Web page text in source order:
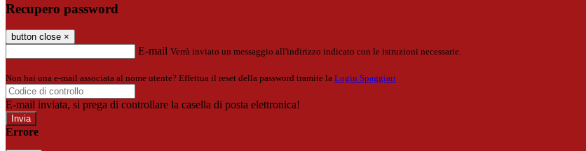
Recupero password
button close ×
E-mail Verrà inviato un messaggio all'indirizzo indicato con le istruzioni necessarie.
Non hai una e-mail associata al nome utente? Effettua il reset della password tramite la Login Spaggiari
E-mail inviata, si prega di controllare la casella di posta elettronica!
Errore